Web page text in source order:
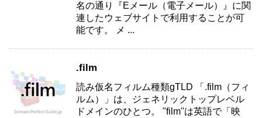
名の通り『Eメール（電子メール）』に関
連したウェブサイトで利用することが可
能です。 メ ...
.film
読み仮名フィルム種類gTLD 「.film（フィ
ルム）」は、ジェネリックトップレベル
ドメインのひとつ。 "film"は英語で「映